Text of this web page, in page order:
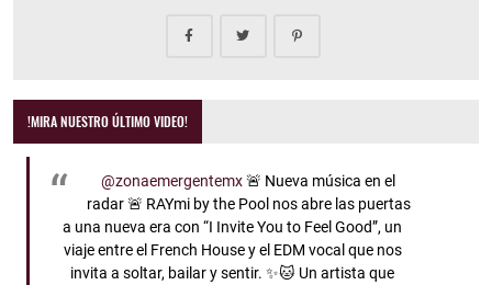
!MIRA NUESTRO ÚLTIMO VIDEO!
@zonaemergentemx🚨 Nueva música en el
radar 🚨 RAYmi by the Pool nos abre las puertas
a una nueva era con “I Invite You to Feel Good”, un
viaje entre el French House y el EDM vocal que nos
invita a soltar, bailar y sentir. ✨🐱 Un artista que